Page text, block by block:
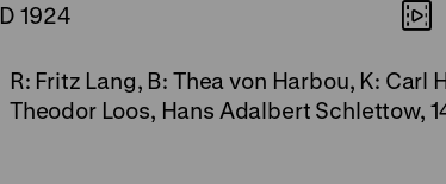
D 1924
R: Fritz Lang, B: Thea von Harbou, K:
Theodor Loos, Hans Adalbert Schlettow,